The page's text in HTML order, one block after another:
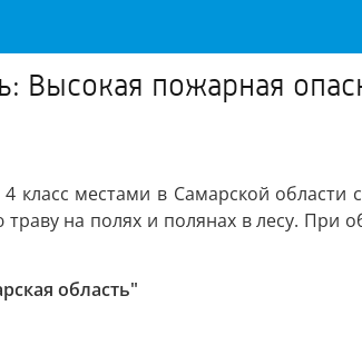
Высокая пожарная
класс местами в Самарской
траву на полях и полянах в лесу.
область"